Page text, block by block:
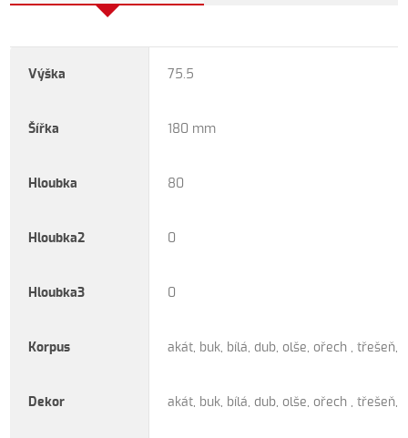
Výška 75.5
Šířka 180 mm
Hloubka 80
Hloubka2 0
Hloubka3 0
Korpus akát, buk, bílá, dub, olše, ořech , třešeň,
Dekor akát, buk, bílá, dub, olše, ořech , třešeň,